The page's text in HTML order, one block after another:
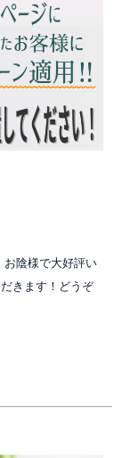
陰様で大好評い
きます！どうぞ